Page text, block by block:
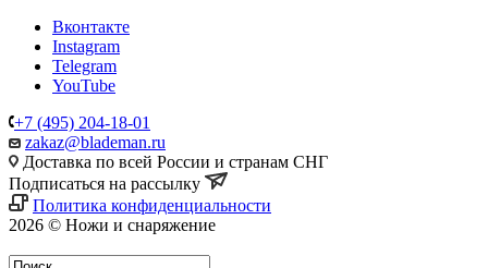
Вконтакте
Instagram
Telegram
YouTube
+7 (495) 204-18-01
zakaz@blademan.ru
Доставка по всей России и странам СНГ
Подписаться на рассылку
Политика конфиденциальности
2026 © Ножи и снаряжение